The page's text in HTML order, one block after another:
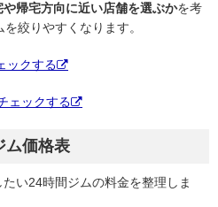
帰宅方向に近い店舗を選ぶかを考
絞りやすくなります。
ックする
ェックする
ム価格表
い24時間ジムの料金を整理しま